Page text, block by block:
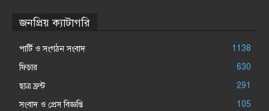
জনপ্রিয় ক্যাটাগরি
পার্টি ও সংগঠন সংবাদ
1138
ফিচার
630
ছাত্র ফ্রন্ট
291
সংবাদ ও প্রেস বিজ্ঞপ্তি
105